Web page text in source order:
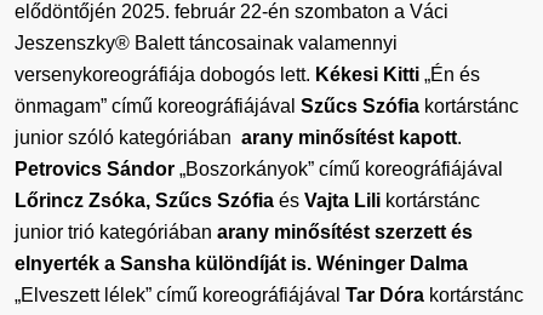
elődöntőjén 2025. február 22-én szombaton a Váci
Jeszenszky® Balett táncosainak valamennyi
versenykoreográfiája dobogós lett. Kékesi Kitti „Én és
önmagam” című koreográfiájával Szűcs Szófia kortárstánc
junior szóló kategóriában arany minősítést kapott.
Petrovics Sándor „Boszorkányok” című koreográfiájával
Lőrincz Zsóka, Szűcs Szófia és Vajta Lili kortárstánc
junior trió kategóriában arany minősítést szerzett és
elnyerték a Sansha különdíját is. Wéninger Dalma
„Elveszett lélek” című koreográfiájával Tar Dóra kortárstánc